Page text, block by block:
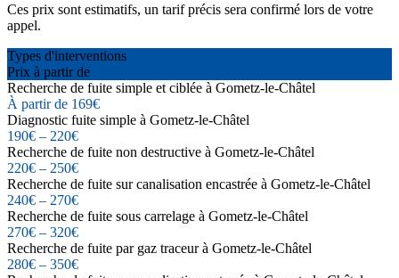
Ces prix sont estimatifs, un tarif précis sera confirmé lors de votre
appel.
Types d'interventions
Prix à partir de
Recherche de fuite simple et ciblée à Gometz-le-Châtel
À partir de 169€
Diagnostic fuite simple à Gometz-le-Châtel
190€ – 220€
Recherche de fuite non destructive à Gometz-le-Châtel
220€ – 250€
Recherche de fuite sur canalisation encastrée à Gometz-le-Châtel
240€ – 270€
Recherche de fuite sous carrelage à Gometz-le-Châtel
270€ – 320€
Recherche de fuite par gaz traceur à Gometz-le-Châtel
280€ – 350€